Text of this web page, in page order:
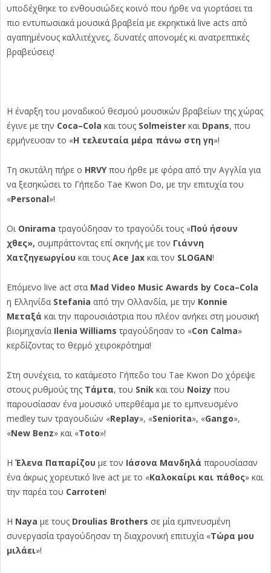
υποδέχθηκε το ενθουσιώδες κοινό που ήρθε να γιορτάσει τα
πιο εντυπωσιακά μουσικά βραβεία με εκρηκτικά live acts από
αγαπημένους καλλιτέχνες, δυνατές απονομές κι ανατρεπτικές
βραβεύσεις!
Η έναρξη του μοναδικού θεσμού μουσικών βραβείων της χώρας
έγινε με την Coca–Cola και τους Solmeister και Dpans, που
ερμήνευσαν το «Η τελευταία μέρα πάνω στη γη»!
Τη σκυτάλη πήρε ο HRVYπου ήρθε με φόρα από την Αγγλία για
να ξεσηκώσει το Γήπεδο Tae Kwon Do, με την επιτυχία του
«Personal»!
Οι Onirama τραγούδησαν το τραγούδι τους «Πού ήσουν
χθες», συμπράττοντας επί σκηνής με τον Γιάννη
Χατζηγεωργίου και τους Ace Jax και τον SLOGAN!
Επόμενο live act στα Mad Video Music Awards by Coca–Cola
η Ελληνίδα Stefania από την Ολλανδία, με την Konnie
Μεταξά και την παρουσιάστρια που πλέον ανήκει στη μουσική
βιομηχανία Ilenia Williams τραγούδησαν το «Con Calma»
κερδίζοντας το θερμό χειροκρότημα!
Στη συνέχεια, το κατάμεστο Γήπεδο του Tae Kwon Do χόρεψε
στους ρυθμούς της Τάμτα, του Snik και του Noizy που
παρουσίασαν ένα μουσικό υπερθέαμα με το εμπνευσμένο
medley των τραγουδιών «Replay», «Seniorita», «Gango»,
«New Benz» και «Toto»!
Η Έλενα Παπαρίζου με τον Ιάσονα Μανδηλά παρουσίασαν
ένα άκρως χορευτικό live act με το «Καλοκαίρι και πάθος» και
την παρέα του Carroten!
Η Νaya με τους Droulias Brothers σε μία εμπνευσμένη
συνεργασία τραγούδησαν τη διαχρονική επιτυχία «Tώρα μου
μιλάει»!